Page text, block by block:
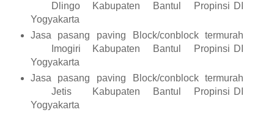
Dlingo
Kabupaten Bantul
Propinsi DI
Yogyakarta
Jasa pasang paving Block/conblock termurah
Imogiri
Kabupaten Bantul
Propinsi DI
Yogyakarta
Jasa pasang paving Block/conblock termurah
Jetis
Kabupaten Bantul
Propinsi DI
Yogyakarta